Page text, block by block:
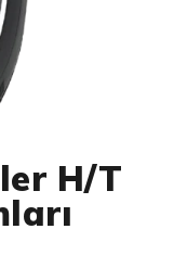
H/T